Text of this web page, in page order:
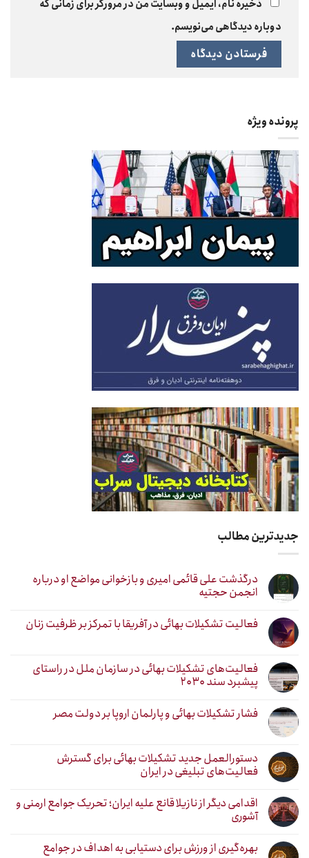
ذخیره نام، ایمیل و وبسایت من در مرورگر برای زمانی که
دوباره دیدگاهی می‌نویسم.
پرونده ویژه
جدیدترین مطالب
درگذشت علی قائمی امیری و بازخوانی مواضع او درباره
انجمن حجتیه
فعالیت تشکیلات بهائی در آفریقا با تمرکز بر ظرفیت زنان
فعالیت‌های تشکیلات بهائی در سازمان ملل در راستای
پیشبرد سند ۲۰۳۰
فشار تشکیلات بهائی و پارلمان اروپا بر دولت مصر
دستورالعمل جدید تشکیلات بهائی برای گسترش
فعالیت‌های تبلیغی در ایران
اقدامی دیگر از نازیلا قانع علیه ایران؛ تحریک جوامع ارمنی و
آشوری
بهره‌گیری از ورزش برای دستیابی به اهداف در جوامع